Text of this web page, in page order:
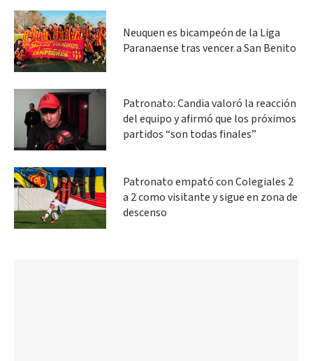
Neuquen es bicampeón de la Liga
Paranaense tras vencer a San Benito
Patronato: Candia valoró la reacción
del equipo y afirmó que los próximos
partidos “son todas finales”
Patronato empató con Colegiales 2
a 2 como visitante y sigue en zona de
descenso